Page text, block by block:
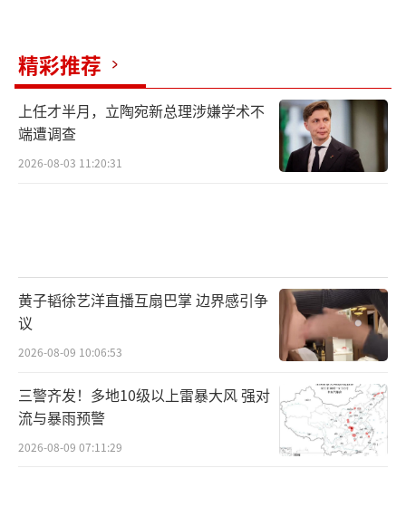
精彩推荐
上任才半月，立陶宛新总理涉嫌学术不
端遭调查
2026-08-03 11:20:31
黄子韬徐艺洋直播互扇巴掌 边界感引争
议
2026-08-09 10:06:53
三警齐发！多地10级以上雷暴大风 强对
流与暴雨预警
2026-08-09 07:11:29